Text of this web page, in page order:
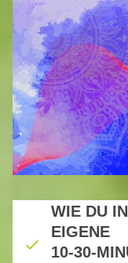
WIE DU
EIGENE
10-30-